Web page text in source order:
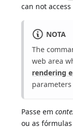
can not
NOTA
The
web area
rendering
Passe em
ou as